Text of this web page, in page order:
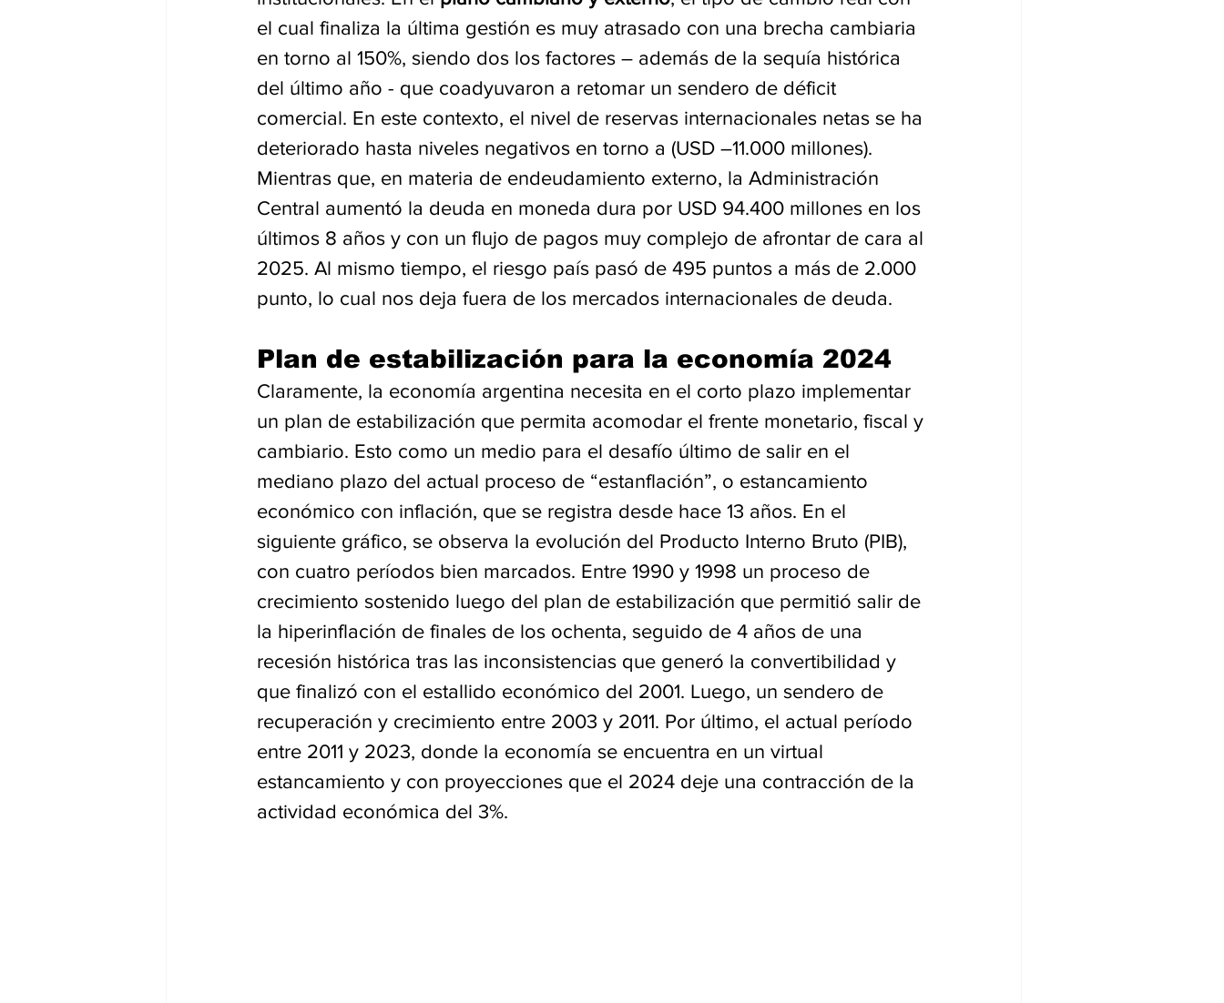
el cual finaliza la última gestión es muy atrasado con una brecha cambiaria
en torno al 150%, siendo dos los factores – además de la sequía histórica
del último año - que coadyuvaron a retomar un sendero de déficit
comercial. En este contexto, el nivel de reservas internacionales netas se ha
deteriorado hasta niveles negativos en torno a (USD –11.000 millones).
Mientras que, en materia de endeudamiento externo, la Administración
Central aumentó la deuda en moneda dura por USD 94.400 millones en los
últimos 8 años y con un flujo de pagos muy complejo de afrontar de cara al
2025. Al mismo tiempo, el riesgo país pasó de 495 puntos a más de 2.000
punto, lo cual nos deja fuera de los mercados internacionales de deuda.
Plan de estabilización para la economía 2024
Claramente, la economía argentina necesita en el corto plazo implementar
un plan de estabilización que permita acomodar el frente monetario, fiscal y
cambiario. Esto como un medio para el desafío último de salir en el
mediano plazo del actual proceso de “estanflación”, o estancamiento
económico con inflación, que se registra desde hace 13 años. En el
siguiente gráfico, se observa la evolución del Producto Interno Bruto (PIB),
con cuatro períodos bien marcados. Entre 1990 y 1998 un proceso de
crecimiento sostenido luego del plan de estabilización que permitió salir de
la hiperinflación de finales de los ochenta, seguido de 4 años de una
recesión histórica tras las inconsistencias que generó la convertibilidad y
que finalizó con el estallido económico del 2001. Luego, un sendero de
recuperación y crecimiento entre 2003 y 2011. Por último, el actual período
entre 2011 y 2023, donde la economía se encuentra en un virtual
estancamiento y con proyecciones que el 2024 deje una contracción de la
actividad económica del 3%.